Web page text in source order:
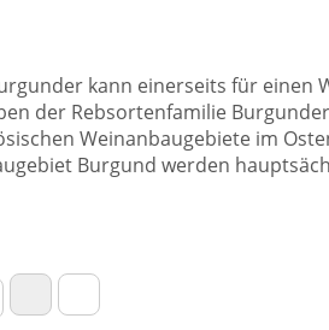
kann einerseits für
der Rebsortenfamilie
Weinanbaugebiete im
Burgund werden